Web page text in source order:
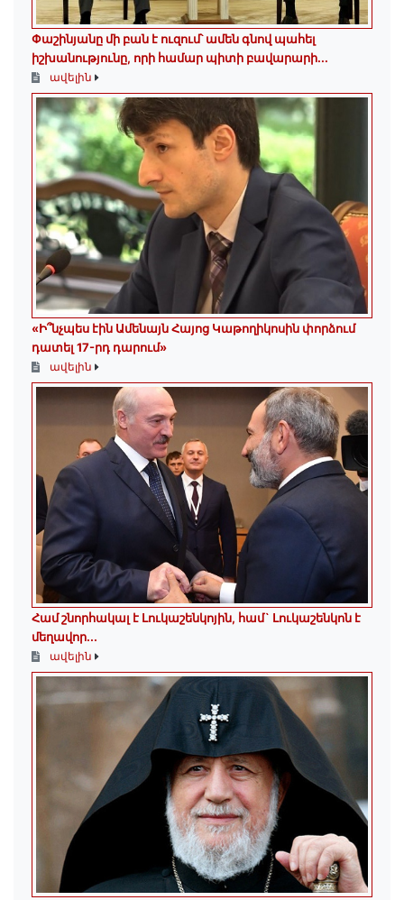
Փաշինյանը մի բան է ուզում՝ ամեն գնով պահել
իշխանությունը, որի համար պիտի բավարարի...
ավելին
«Ի՞նչպես էին Ամենայն Հայոց Կաթողիկոսին փորձում
դատել 17-րդ դարում»
ավելին
Համ շնորհակալ է Լուկաշենկոյին, համ` Լուկաշենկոն է
մեղավոր․․․
ավելին